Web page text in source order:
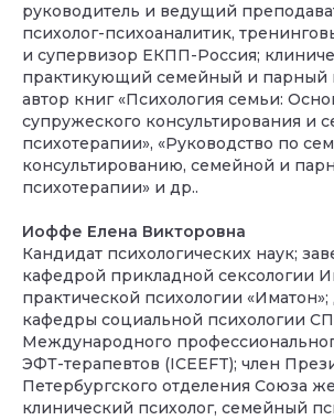
руководитель и ведущий
психолог-психоаналитик,
и супервизор ЕКПП-Россия;
практикующий семейный и парный
автор книг «Психология семьи:
супружеского консультирования и
психотерапии», «Руководство по
консультированию, семейной и
психотерапии» и др..
Иоффе Елена Викторовна
Кандидат психологических наук;
кафедрой прикладной сексологии
практической психологии
кафедры социальной психологии
Международного
ЭФТ-терапевтов (ICEEFT); член
Петербургского отделения Союза
клинический психолог, семейный
Контакты
Лицензия
Главная